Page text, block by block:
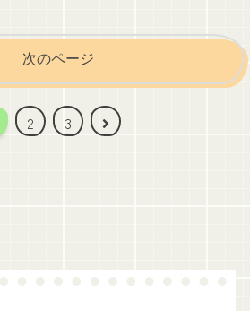
次のページ
2 3
次